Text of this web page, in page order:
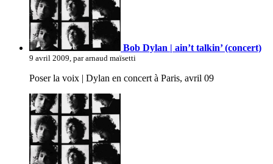
Bob Dylan | ain’t talkin’ (concert)
9 avril 2009, par arnaud maïsetti
Poser la voix | Dylan en concert à Paris, avril 09